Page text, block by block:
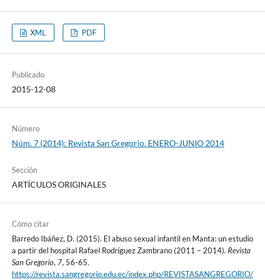
XML PDF
Publicado
2015-12-08
Número
Núm. 7 (2014): Revista San Gregorio. ENERO-JUNIO 2014
Sección
ARTÍCULOS ORIGINALES
Cómo citar
Barredo Ibáñez, D. (2015). El abuso sexual infantil en Manta: un estudio
a partir del hospital Rafael Rodríguez Zambrano (2011 – 2014). Revista
San Gregorio, 7, 56-65.
https://revista.sangregorio.edu.ec/index.php/REVISTASANGREGORIO/